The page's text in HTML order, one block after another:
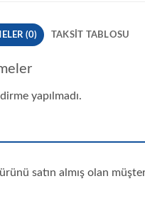
(0) TAKSIT TABLOSU
yapılmadı.
satın almış olan